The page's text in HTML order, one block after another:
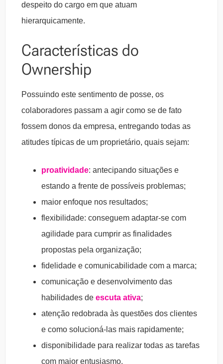
despeito do cargo em que atuam
hierarquicamente.
Características do
Ownership
Possuindo este sentimento de posse, os
colaboradores passam a agir como se de fato
fossem donos da empresa, entregando todas as
atitudes típicas de um proprietário, quais sejam:
proatividade: antecipando situações e
estando a frente de possíveis problemas;
maior enfoque nos resultados;
flexibilidade: conseguem adaptar-se com
agilidade para cumprir as finalidades
propostas pela organização;
fidelidade e comunicabilidade com a marca;
comunicação e desenvolvimento das
habilidades de escuta ativa;
atenção redobrada às questões dos clientes
e como solucioná-las mais rapidamente;
disponibilidade para realizar todas as tarefas
com maior entusiasmo.